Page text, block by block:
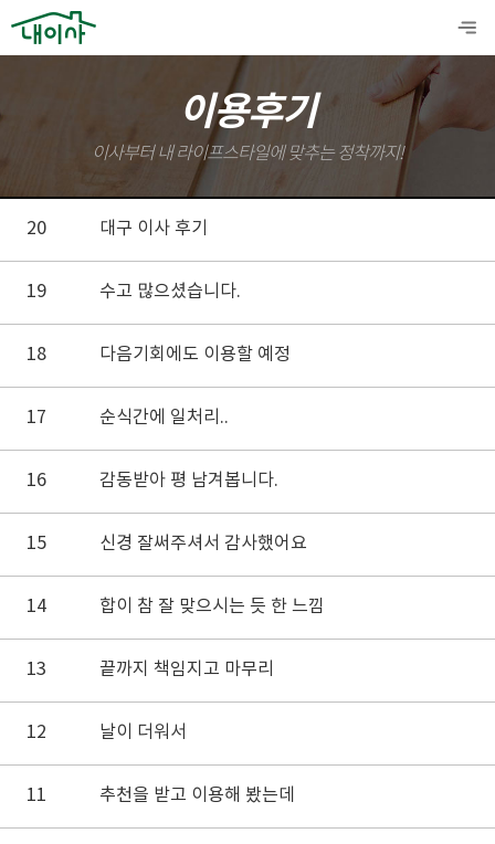
이용후기
이사부터 내 라이프스타일에 맞추는 정착까지!
20 대구 이사 후기
19 수고 많으셨습니다.
18 다음기회에도 이용할 예정
17 순식간에 일처리..
16 감동받아 평 남겨봅니다.
15 신경 잘써주셔서 감사했어요
14 합이 참 잘 맞으시는 듯 한 느낌
13 끝까지 책임지고 마무리
12 날이 더워서
11 추천을 받고 이용해 봤는데